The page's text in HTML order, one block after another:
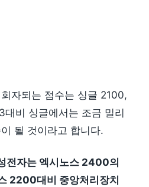
자되는 점수는 싱글 2100,
비 싱글에서는 조금 밀리
될 것이라고 합니다.
전자는 엑시노스 2400의
2200대비 중앙처리장치